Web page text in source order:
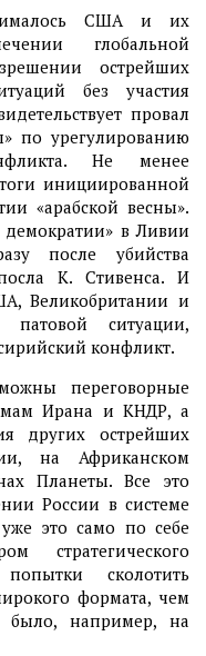
США и их
глобальной
острейших
без участия
провал
по урегулированию
Не менее
инициированной
«арабской весны».
в Ливии
после убийства
К. Стивенса. И
Великобритании и
ситуации,
конфликт.
переговорные
Ирана и КНДР, а
других острейших
на Африканском
Планеты. Все это
России в системе
это само по себе
стратегического
сколотить
формата, чем
было, например, на